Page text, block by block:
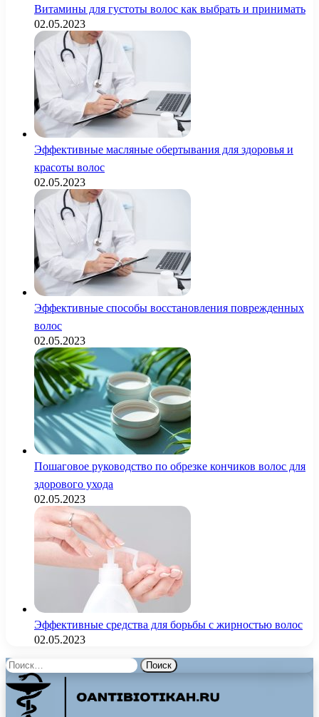
Витамины для густоты волос как выбрать и принимать
02.05.2023
Эффективные масляные обертывания для здоровья и
красоты волос
02.05.2023
Эффективные способы восстановления поврежденных
волос
02.05.2023
Пошаговое руководство по обрезке кончиков волос для
здорового ухода
02.05.2023
Эффективные средства для борьбы с жирностью волос
02.05.2023
Найти: